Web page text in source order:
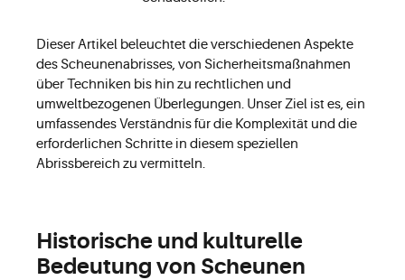
Dieser Artikel beleuchtet die verschiedenen Aspekte
des Scheunenabrisses, von Sicherheitsmaßnahmen
über Techniken bis hin zu rechtlichen und
umweltbezogenen Überlegungen. Unser Ziel ist es, ein
umfassendes Verständnis für die Komplexität und die
erforderlichen Schritte in diesem speziellen
Abrissbereich zu vermitteln.
Historische und kulturelle
Bedeutung von Scheunen